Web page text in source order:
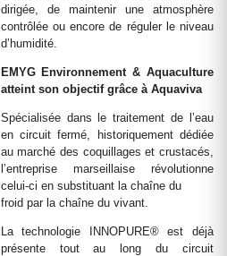
dirigée, de maintenir une atmosphère
contrôlée ou encore de réguler le niveau
d’humidité.
EMYG Environnement & Aquaculture
atteint son objectif grâce à Aquaviva
Spécialisée dans le traitement de l’eau
en circuit fermé, historiquement dédiée
au marché des coquillages et crustacés,
l’entreprise marseillaise révolutionne
celui-ci en substituant la chaîne du
froid par la chaîne du vivant.
La technologie INNOPURE® est déjà
présente tout au long du circuit